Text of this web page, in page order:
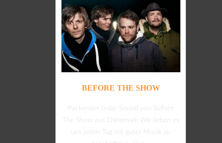
BEFORE THE SHOW
Packender Indie-Sound von Before
The Show aus Dänemark Wir lieben es
uns jeden Tag mit guter Musik zu